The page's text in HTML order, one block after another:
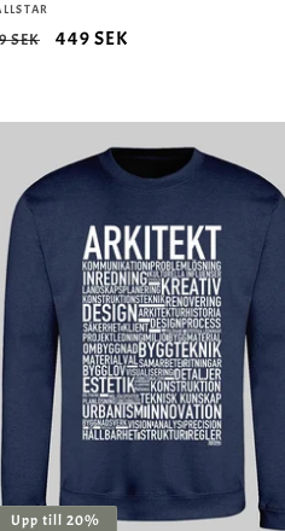
SEK Försäljningspris
449 SEK
Upp till 20%